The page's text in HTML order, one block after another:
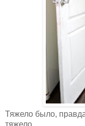
Тяжело было,
тяжело